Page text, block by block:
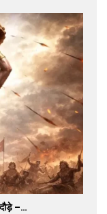
दौड़े –…